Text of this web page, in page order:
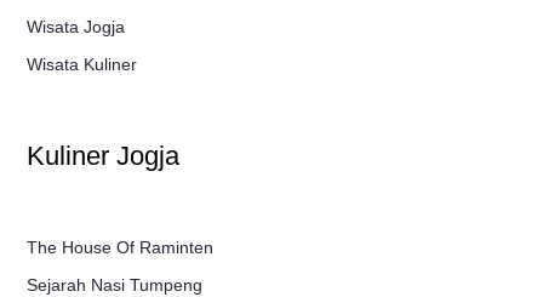
Wisata Jogja
Wisata Kuliner
Kuliner Jogja
The House Of Raminten
Sejarah Nasi Tumpeng